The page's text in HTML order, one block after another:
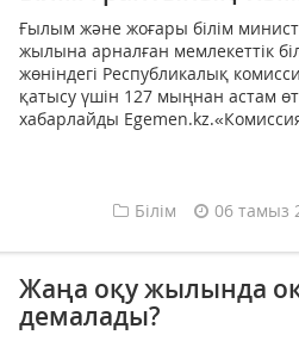
Ғылым және жоғары білім
жылына арналған мемлекеттік
жөніндегі Республикалық
қатысу үшін 127 мыңнан астам
хабарлайды
Білім 06 тамыз
Жаңа оқу жылында
демалады?